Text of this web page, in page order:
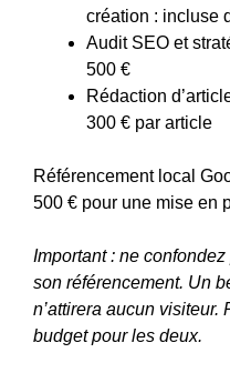
création : incluse
Audit SEO et
500 €
Rédaction
300 € par article
Référencement local
500 € pour une mise en
Important : ne
son référencement. Un
n’attirera aucun visiteur.
budget pour les deux.